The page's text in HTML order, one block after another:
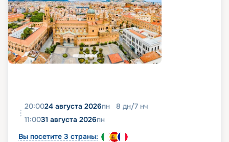
20:0024 августа 2026пн 8 дн/7 нч
11:0031 августа 2026пн
Вы посетите 3 страны: